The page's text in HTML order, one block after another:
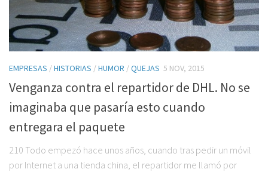
EMPRESAS /HISTORIAS /HUMOR /QUEJAS 5 NOV, 2015
Venganza contra el repartidor de DHL. No se
imaginaba que pasaría esto cuando
entregara el paquete
210 Todo empezó hace unos años, cuando tras pedir un móvil
por Internet a una tienda china, el repartidor me llamó por